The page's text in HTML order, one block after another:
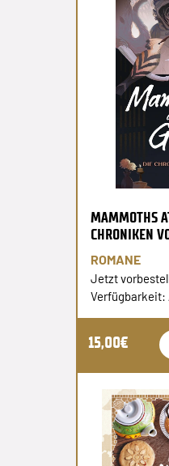
MAMMOTHS
CHRONIKEN
ROMANE
Jetzt
Verfügbarkeit:
15,00€